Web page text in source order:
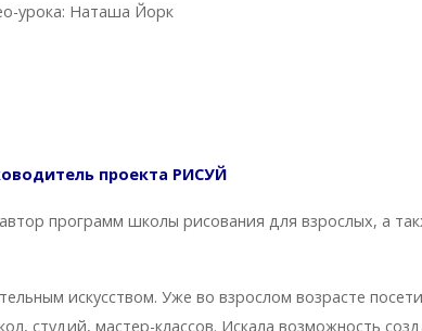
урока: Наташа Йорк
проекта РИСУЙ
программ школы рисования для взрослых, а
искусством. Уже во взрослом возрасте
студий, мастер-классов. Искала возможность